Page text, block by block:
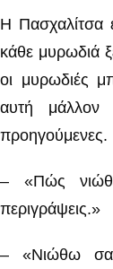
Η Πασχαλίτσα
κάθε μυρωδιά
οι μυρωδιές
αυτή μάλλον
προηγούμενες.
– «Πώς
περιγράψεις.»
– «Νιώθω